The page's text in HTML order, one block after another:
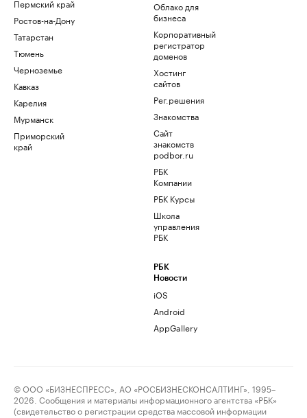
Пермский край
Ростов-на-Дону
Татарстан
Тюмень
Черноземье
Кавказ
Карелия
Мурманск
Приморский
край
Облако для
бизнеса
Корпоративный
регистратор
доменов
Хостинг
сайтов
Рег.решения
Знакомства
Сайт
знакомств
podbor.ru
РБК
Компании
РБК Курсы
Школа
управления
РБК
РБК
Новости
iOS
Android
AppGallery
© ООО «БИЗНЕСПРЕСС», АО «РОСБИЗНЕСКОНСАЛТИНГ», 1995–
2026. Сообщения и материалы информационного агентства «РБК»
(свидетельство о регистрации средства массовой информации